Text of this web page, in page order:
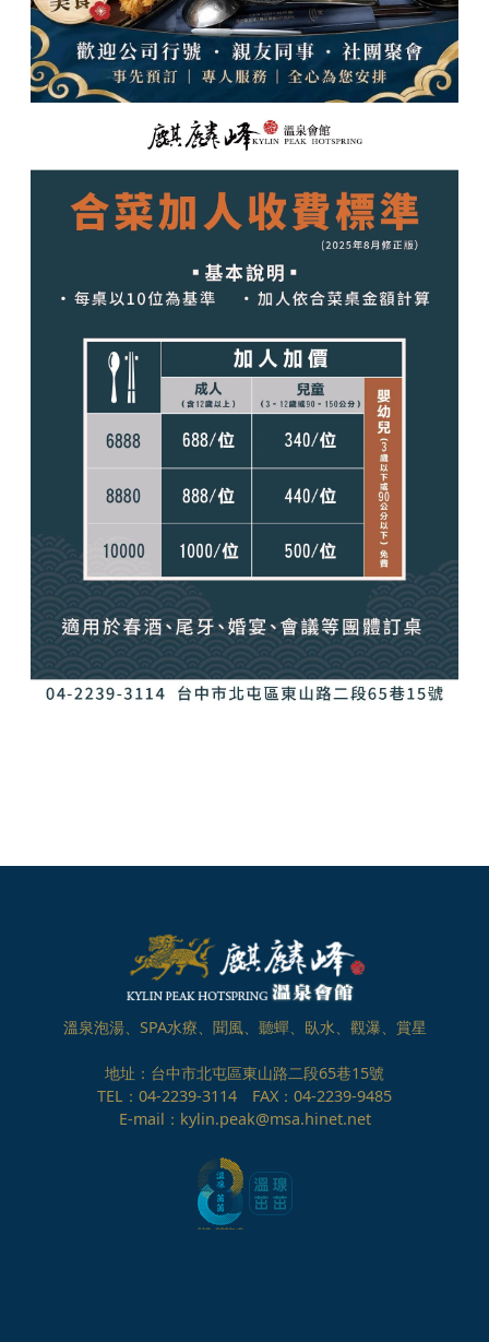
溫泉泡湯、SPA水療、聞風、聽蟬、臥水、觀瀑、賞星
地址：台中市北屯區東山路二段65巷15號
TEL：04-2239-3114 FAX：04-2239-9485
E-mail：kylin.peak@msa.hinet.net